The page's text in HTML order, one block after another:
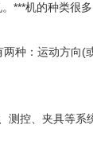
***机的种类很
两种：运动方向(
测控、夹具等系